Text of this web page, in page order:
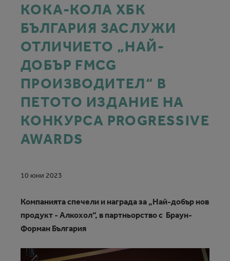
КОКА-КОЛА ХБК
БЪЛГАРИЯ ЗАСЛУЖИ
ОТЛИЧИЕТО „НАЙ-
ДОБЪР FMCG
ПРОИЗВОДИТЕЛ“ В
ПЕТОТО ИЗДАНИЕ НА
КОНКУРСА PROGRESSIVE
AWARDS
10 юни 2023
Компанията спечели и награда за „Най-добър нов
продукт - Алкохол“, в партньорство с Браун-
Форман България